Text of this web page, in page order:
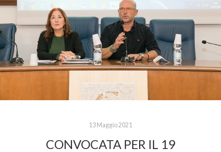
13 Maggio 2021
CONVOCATA PER IL 19